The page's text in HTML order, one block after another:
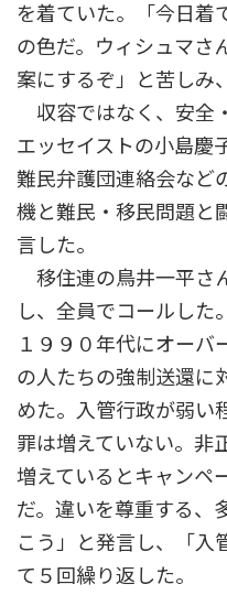
を着ていた。「今日着
の色だ。ウィシュマさ
案にするぞ」と苦しみ
収容ではなく、安全
エッセイストの小島慶
難民弁護団連絡会など
機と難民・移民問題と
言した。
移住連の鳥井一平さ
し、全員でコールした
１９９０年代にオーバ
の人たちの強制送還に
めた。入管行政が弱い
罪は増えていない。非
増えているとキャンペ
だ。違いを尊重する、
こう」と発言し、「入
て５回繰り返した。